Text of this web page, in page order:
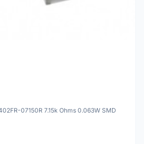
07150R 7.15k Ohms 0.063W SMD